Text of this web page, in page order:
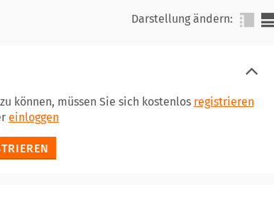
Darstellung ändern:
können, müssen Sie sich kostenlos registrieren
einloggen